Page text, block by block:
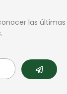
las últimas